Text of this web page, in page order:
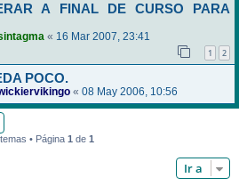
A FINAL DE CURSO PARA
« 16 Mar 2007, 23:41
1 2
POCO.
« 08 May 2006, 10:56
• Página 1 de 1
Ir a